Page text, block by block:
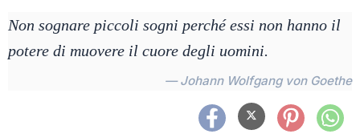
Non sognare piccoli sogni perché essi non hanno il
potere di muovere il cuore degli uomini.
— Johann Wolfgang von Goethe